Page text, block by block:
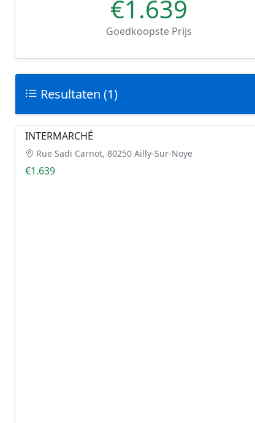
€1.639
Goedkoopste Prijs
Resultaten (1)
INTERMARCHÉ
Rue Sadi Carnot, 80250 Ailly-Sur-Noye
€1.639